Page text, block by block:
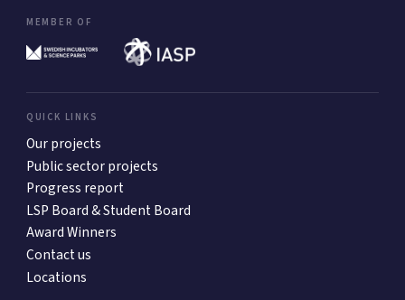
MEMBER OF
QUICK LINKS
Our projects
Public sector projects
Progress report
LSP Board & Student Board
Award Winners
Contact us
Locations